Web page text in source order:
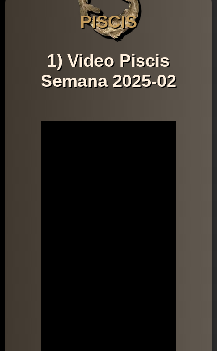
PISCIS
1) Video Piscis
Semana 2025-02